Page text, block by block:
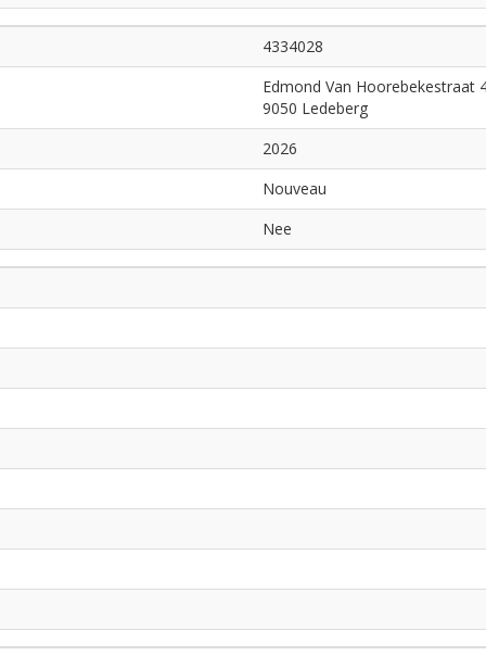
4334028
Edmond Van Hoorebekestraat
9050 Ledeberg
2026
Nouveau
Nee